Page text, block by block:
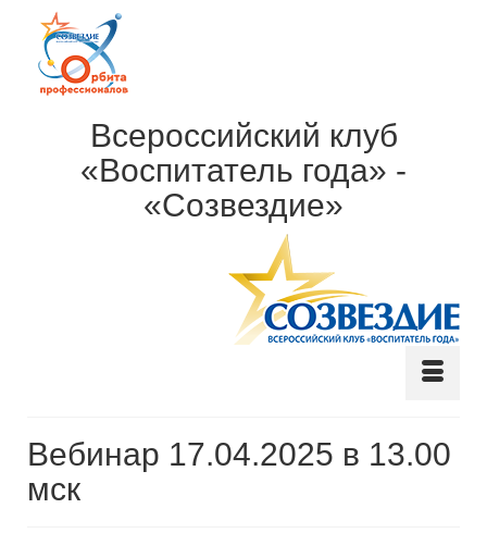
Всероссийский клуб
«Воспитатель года» -
«Созвездие»
Вебинар 17.04.2025 в 13.00
мск